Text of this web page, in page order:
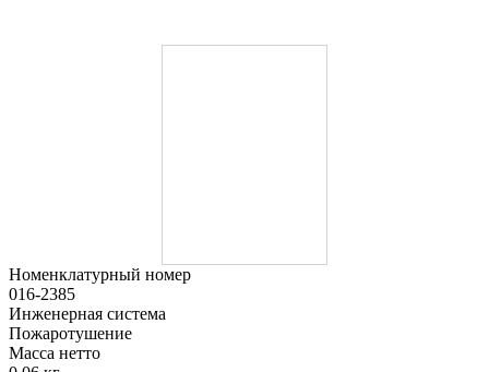
Номенклатурный номер
016-2385
Инженерная система
Пожаротушение
Масса нетто